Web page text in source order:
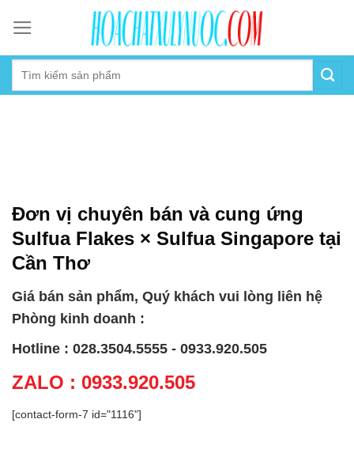
content
Đơn vị chuyên bán và cung ứng
Sulfua Flakes × Sulfua Singapore tại
Cần Thơ
Giá bán sản phẩm, Quý khách vui lòng liên hệ
Phòng kinh doanh :
Hotline : 028.3504.5555 - 0933.920.505
ZALO : 0933.920.505
[contact-form-7 id="1116"]